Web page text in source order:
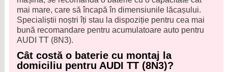
mai mare, care să încapă în dimensiunile lăcașului.
Specialiștii noștri îți stau la dispoziție pentru cea mai
bună recomandare pentru acumulatoare auto pentru
AUDI TT (8N3).
Cât costă o baterie cu montaj la
domiciliu pentru AUDI TT (8N3)?